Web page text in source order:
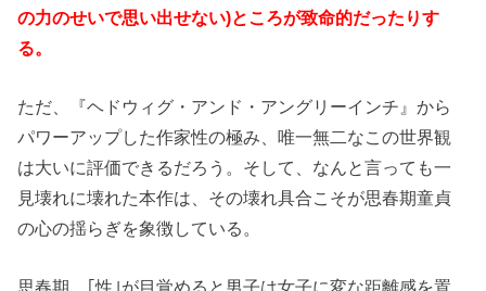
の力のせいで思い出せない)ところが致命的だったりす
る。
ただ、『ヘドウィグ・アンド・アングリーインチ』から
パワーアップした作家性の極み、唯一無二なこの世界観
は大いに評価できるだろう。そして、なんと言っても一
見壊れに壊れた本作は、その壊れ具合こそが思春期童貞
の心の揺らぎを象徴している。